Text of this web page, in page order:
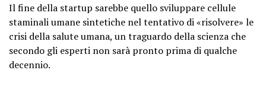
Il fine della startup sarebbe quello sviluppare cellule
staminali umane sintetiche nel tentativo di «risolvere» le
crisi della salute umana, un traguardo della scienza che
secondo gli esperti non sarà pronto prima di qualche
decennio.